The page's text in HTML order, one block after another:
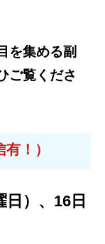
を集める副
ご覧くださ
！）
日）、16日